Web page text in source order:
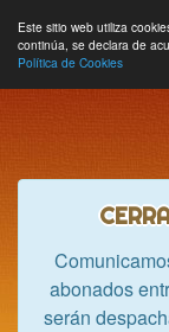
Este sitio web utiliza
continúa, se declara de
Política de Cookies
Hobbycrash
abonados
serán